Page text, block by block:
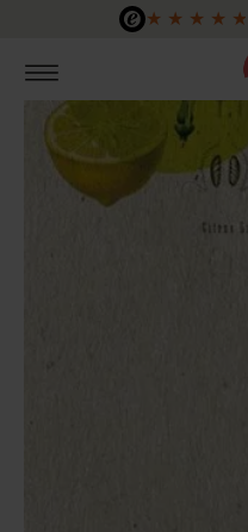
Zum Hauptinhalt springen
★ ★ ★ ★ ★